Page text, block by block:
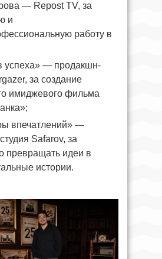
— Repost TV, за
и
работу в
успеха» — продакшн-
за создание
имиджевого фильма
впечатлений» —
Safarov, за
превращать идеи в
истории.